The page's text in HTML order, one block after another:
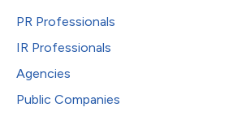
PR Professionals
IR Professionals
Agencies
Public Companies